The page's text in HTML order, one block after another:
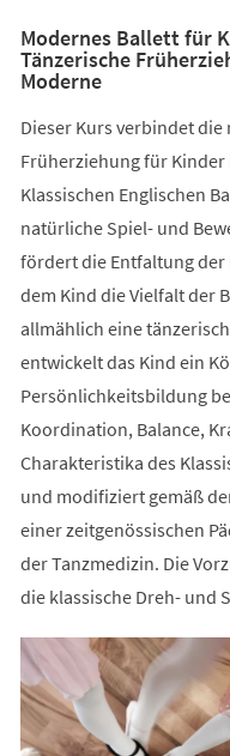
Modernes Ballett für
Tänzerische
Moderne
Dieser Kurs verbindet
Früherziehung für
Klassischen Englischen
natürliche Spiel- und
fördert die Entfaltung
dem Kind die Vielfalt der
allmählich eine
entwickelt das Kind ein
Persönlichkeitsbildung
Koordination, Balance,
Charakteristika des
und modifiziert gemäß
einer zeitgenössischen
der Tanzmedizin. Die
die klassische Dreh- und